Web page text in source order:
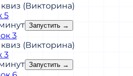
(Викторина)
5
Запустить →
(Викторина)
3
Запустить →